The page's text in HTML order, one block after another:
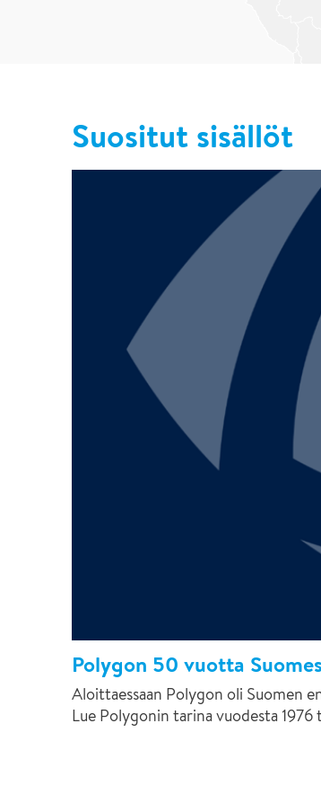
Suositut sisällöt
Polygon 50 vuotta
Aloittaessaan Polygon oli Suomen
Lue Polygonin tarina vuodesta 1976